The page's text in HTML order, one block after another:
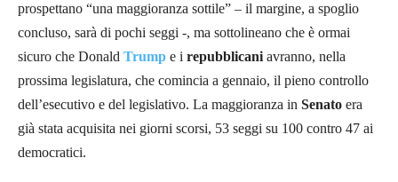
prospettano “una maggioranza sottile” – il margine, a spoglio
concluso, sarà di pochi seggi -, ma sottolineano che è ormai
sicuro che Donald Trump e i repubblicani avranno, nella
prossima legislatura, che comincia a gennaio, il pieno controllo
dell’esecutivo e del legislativo. La maggioranza in Senato era
già stata acquisita nei giorni scorsi, 53 seggi su 100 contro 47 ai
democratici.